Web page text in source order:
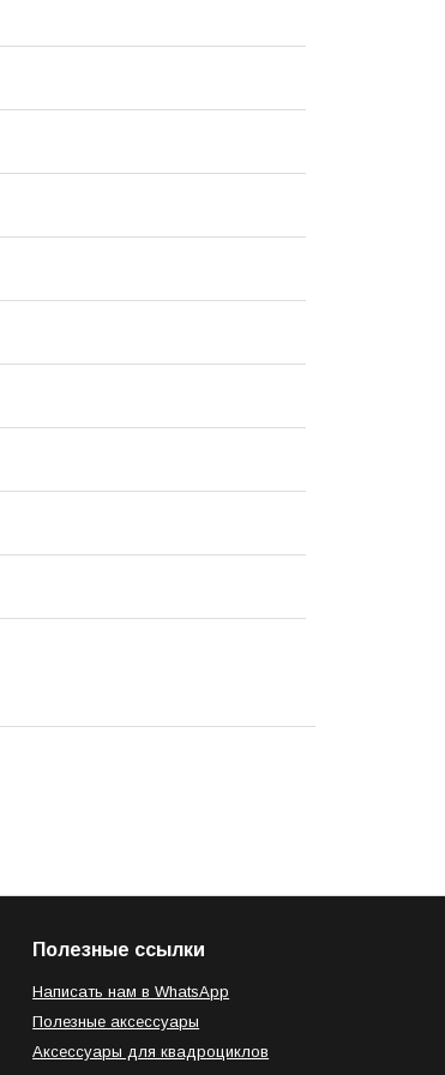
Полезные ссылки
Написать нам в WhatsApp
Полезные аксессуары
Аксессуары для квадроциклов